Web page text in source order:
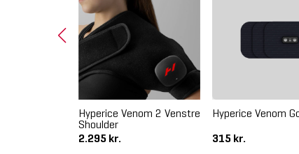
Hyperice Venom 2 Venstre
Shoulder
2.295 kr.
Hyperice Venom
315 kr.